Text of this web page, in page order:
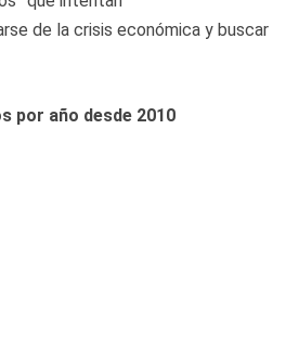
de la crisis económica y buscar
por año desde 2010